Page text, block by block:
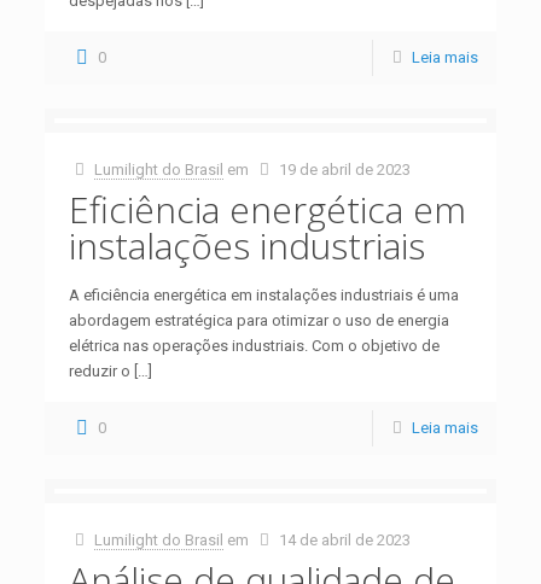
0 Leia mais
Lumilight do Brasil em 19 de abril de 2023
Eficiência energética em
instalações industriais
A eficiência energética em instalações industriais é uma
abordagem estratégica para otimizar o uso de energia
elétrica nas operações industriais. Com o objetivo de
reduzir o […]
0 Leia mais
Lumilight do Brasil em 14 de abril de 2023